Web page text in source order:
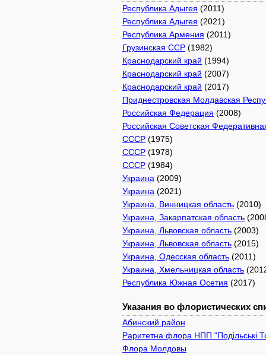
Республика Адыгея (2011)
Республика Адыгея (2021)
Республика Армения (2011)
Грузинская ССР (1982)
Краснодарский край (1994)
Краснодарский край (2007)
Краснодарский край (2017)
Приднестровская Молдавская
Российская Федерация (2008)
Российская Советская
СССР (1975)
СССР (1978)
СССР (1984)
Украина (2009)
Украина (2021)
Украина, Винницкая область (2010)
Украина, Закарпатская область
Украина, Львовская область (2003)
Украина, Львовская область (2015)
Украина, Одесская область (2011)
Украина, Хмельницкая область
Республика Южная Осетия (2017)
Указания во флористических
Абинский район
Раритетна флора НПП "Подільські
Флора Молдовы